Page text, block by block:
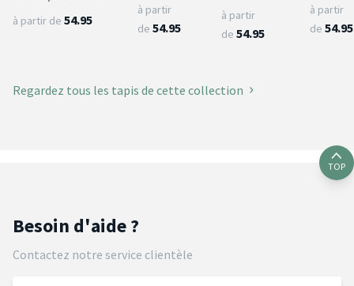
à partir de 54.95
à partir
de 54.95
à partir
de 54.95
à partir
de 54.95
Regardez tous les tapis de cette collection
TOP
Besoin d'aide ?
Contactez notre service clientèle